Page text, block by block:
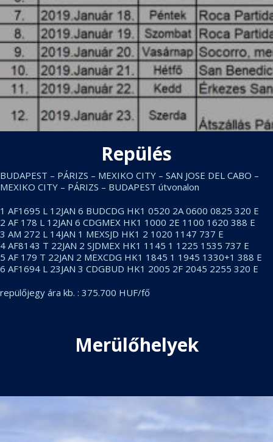
Repülés
BUDAPEST – PÁRIZS – MEXIKO CITY – SAN JOSE DEL CABO –
MEXIKO CITY – PÁRIZS – BUDAPEST útvonalon
1 AF1695 L 12JAN 6 BUDCDG HK1 0520 2A 0600 0825 320 E
2 AF 178 L 12JAN 6 CDGMEX HK1 1000 2E 1100 1620 388 E
3 AM 272 L 14JAN 1 MEXSJD HK1 2 1020 1147 737 E
4 AF8143 T 22JAN 2 SJDMEX HK1 1145 1 1225 1535 737 E
5 AF 179 T 22JAN 2 MEXCDG HK1 1845 1 1945 1330+1 388 E
6 AF1694 L 23JAN 3 CDGBUD HK1 2005 2F 2045 2255 320 E
repülőjegy ára kb. : 375.700 HUF/fő
Merülőhelyek